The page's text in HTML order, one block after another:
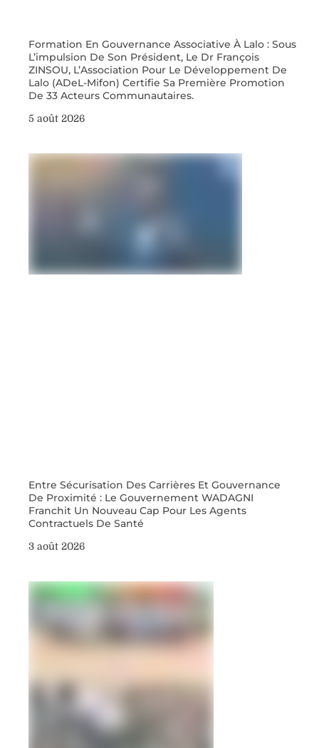
Formation En Gouvernance Associative À Lalo : Sous
L’impulsion De Son Président, Le Dr François
ZINSOU, L’Association Pour Le Développement De
Lalo (ADeL-Mifon) Certifie Sa Première Promotion
De 33 Acteurs Communautaires.
5 août 2026
Entre Sécurisation Des Carrières Et Gouvernance
De Proximité : Le Gouvernement WADAGNI
Franchit Un Nouveau Cap Pour Les Agents
Contractuels De Santé
3 août 2026